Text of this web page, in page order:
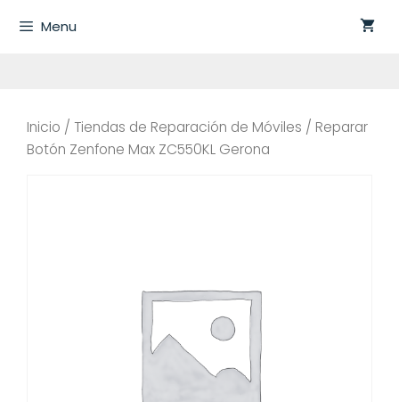
Menu
Inicio / Tiendas de Reparación de Móviles / Reparar
Botón Zenfone Max ZC550KL Gerona